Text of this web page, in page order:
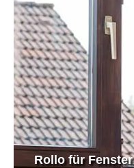
Rollo für Fenster